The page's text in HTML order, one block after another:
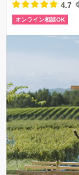
4.7
オンライン相談OK